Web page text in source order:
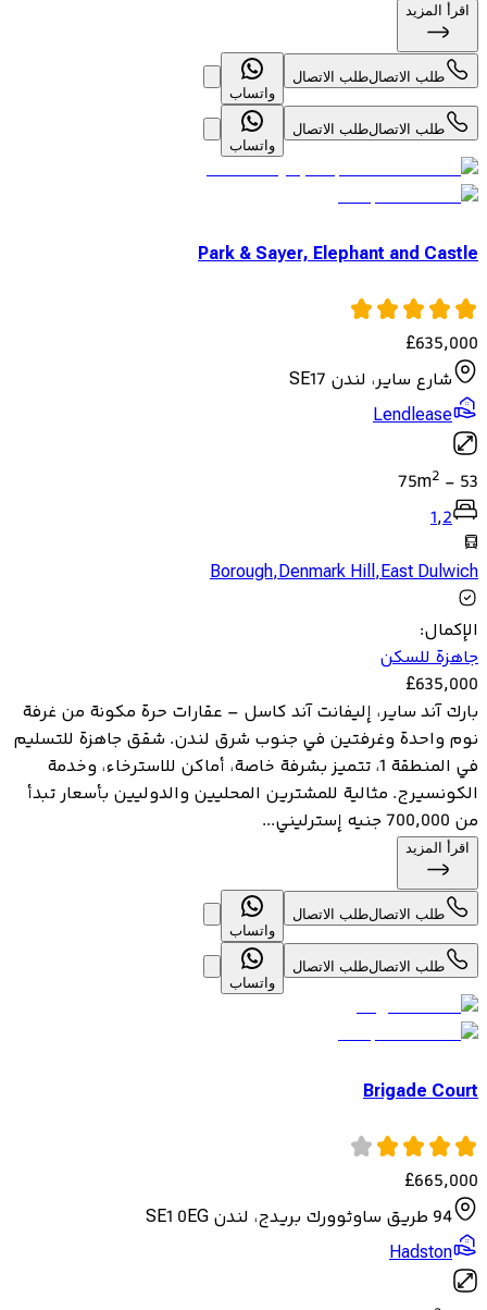
اقرأ المزيد
طلب الاتصالطلب الاتصال
واتساب
طلب الاتصالطلب الاتصال
واتساب
Park & Sayer, Elephant and Castle
£635,000
شارع ساير، لندن SE17
Lendlease
53
-
75m2
1,2
Borough,Denmark Hill,East Dulwich
الإكمال:
جاهزة للسكن
£635,000
بارك آند ساير، إليفانت آند كاسل – عقارات حرة مكونة من غرفة
نوم واحدة وغرفتين في جنوب شرق لندن. شقق جاهزة للتسليم
في المنطقة 1، تتميز بشرفة خاصة، أماكن للاسترخاء، وخدمة
الكونسيرج. مثالية للمشترين المحليين والدوليين بأسعار تبدأ
من 700,000 جنيه إسترليني...
اقرأ المزيد
طلب الاتصالطلب الاتصال
واتساب
طلب الاتصالطلب الاتصال
واتساب
Brigade Court
£665,000
94 طريق ساوثوورك بريدج، لندن SE1 0EG
Hadston